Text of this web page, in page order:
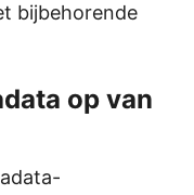
bijbehorende
op van